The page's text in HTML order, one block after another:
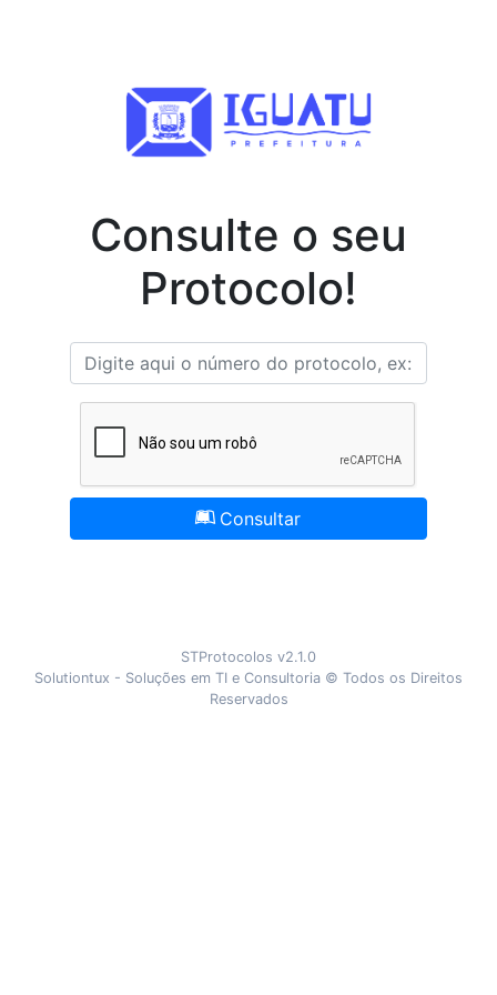
Consulte o seu
Protocolo!
Consultar
STProtocolos v2.1.0
Solutiontux - Soluções em TI e Consultoria © Todos os Direitos
Reservados